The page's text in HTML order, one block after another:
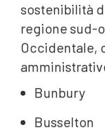
sostenibilità
regione sud-
Occidentale,
Bunbury
Busselton